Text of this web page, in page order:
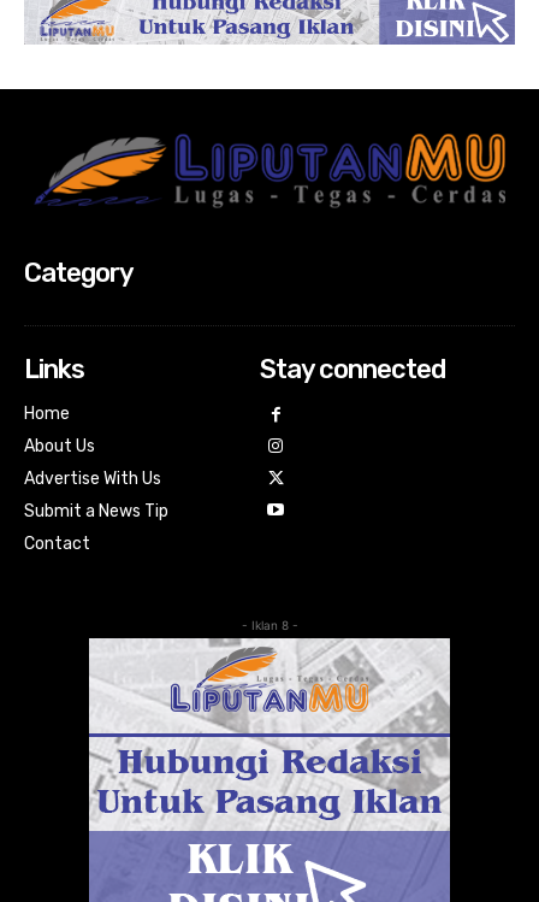
Category
Links
Home
About Us
Advertise With Us
Submit a News Tip
Contact
Stay connected
- Iklan 8 -